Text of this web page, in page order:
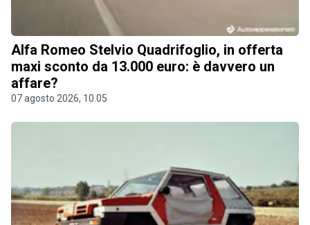
Alfa Romeo Stelvio Quadrifoglio, in offerta
maxi sconto da 13.000 euro: è davvero un
affare?
07 agosto 2026, 10.05